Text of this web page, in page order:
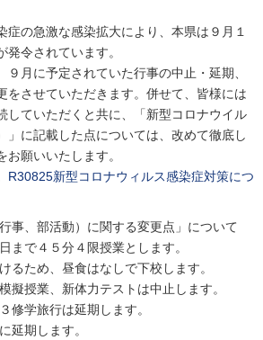
症の急激な感染拡大により、本県は９月１
発令されています。
９月に予定されていた行事の中止・延期、
をさせていただきます。併せて、皆様には
していただくと共に、「新型コロナウイル
」に記載した点については、改めて徹底し
願いいたします。
R30825新型コロナウィルス感染症対策につ
事、部活動）に関する変更点」について
まで４５分４限授業とします。
るため、昼食はなしで下校します。
擬授業、新体力テストは中止します。
修学旅行は延期します。
延期します。